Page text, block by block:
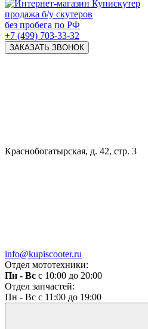
продажа б/у скутеров
без пробега по РФ
+7 (499) 703-33-32
ЗАКАЗАТЬ ЗВОНОК
Краснобогатырская, д. 42, стр. 3
info@kupiscooter.ru
Отдел мототехники:
Пн - Вс с 10:00 до 20:00
Отдел запчастей:
Пн - Вс с 11:00 до 19:00